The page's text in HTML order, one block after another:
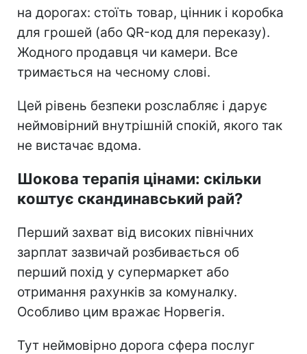
на дорогах: стоїть товар, цінник і коробка
для грошей (або QR-код для переказу).
Жодного продавця чи камери. Все
тримається на чесному слові.
Цей рівень безпеки розслабляє і дарує
неймовірний внутрішній спокій, якого так
не вистачає вдома.
Шокова терапія цінами: скільки
коштує скандинавський рай?
Перший захват від високих північних
зарплат зазвичай розбивається об
перший похід у супермаркет або
отримання рахунків за комуналку.
Особливо цим вражає Норвегія.
Тут неймовірно дорога сфера послуг